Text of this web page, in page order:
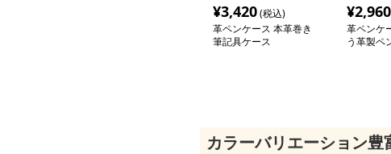
¥3,420(税込)
革ペンケース 本革巻き
筆記具ケース
¥2,960
革ペンケ
う革製ペ
カラーバリエーション